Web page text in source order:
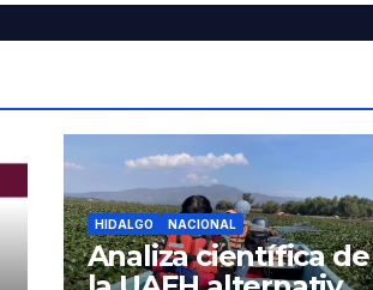
HIDALGO NACIONAL
Analiza científica de